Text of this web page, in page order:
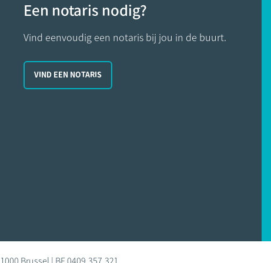
Een notaris nodig?
Vind eenvoudig een notaris bij jou in de buurt.
VIND EEN NOTARIS